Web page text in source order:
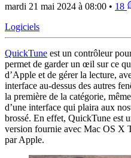
mardi 21 mai 2024 à 08:00 • 18
Logiciels
QuickTune est un contrôleur
permet de garder un œil sur ce
d’Apple et de gérer la lecture,
interface au-dessus des autres
la première de la catégorie,
d’une interface qui plaira aux
brossé. En effet, QuickTune est
version fournie avec Mac OS X
par Apple.